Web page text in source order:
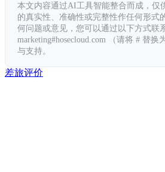
本文内容通过AI工具智能整合而成，仅
的真实性、准确性或完整性作任何形式
何问题或意见，您可以通过以下方式联
marketing#hosecloud.com （请将 # 替
与支持。
差旅评价